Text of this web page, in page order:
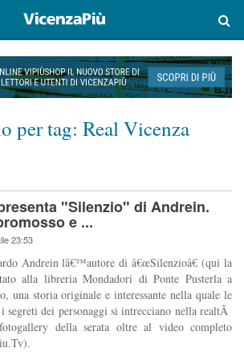
per tag: Real Vicenza
"Silenzio" di Andrein.
e ...
23:53
Andrein lâ€™autore di â€œSilenzioâ€ (qui la
alla libreria Mondadori di Ponte Pusterla a
una storia originale e interessante nella quale le
segreti dei personaggi si intrecciano nella realtÃ
della serata oltre al video completo